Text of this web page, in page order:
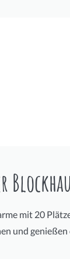
mit 20
und genießen